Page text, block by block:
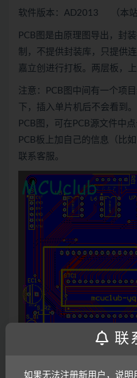
软件版本：AD2013 （本站
PCB图是由原理图导出，封
制，不提供封装库，只提供
嘉立创进行打板。两层板，上
注意：PCB图中间有一个项
下，插入单片机后不会看到
PCB图，可在PCB源文件中
PCB板上加自己的信息（比
联系客服。
联
如果无法注册新用户，说